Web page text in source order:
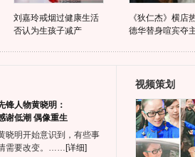
刘嘉玲戒烟过健康生活
否认为生孩子减产
《狄仁杰》横店
德华替身喧宾夺
锋人物黄晓明：
谢低潮 偶像重生
晓明开始意识到，有些事
需要改变。…… [详细]
视频策划